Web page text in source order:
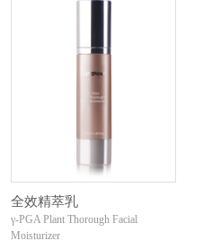
全效精萃乳
γ-PGA Plant Thorough Facial
Moisturizer